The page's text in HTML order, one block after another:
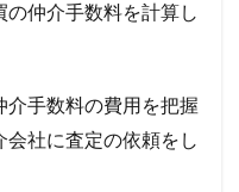
の仲介手数料を計算し
手数料の費用を把握
会社に査定の依頼をし